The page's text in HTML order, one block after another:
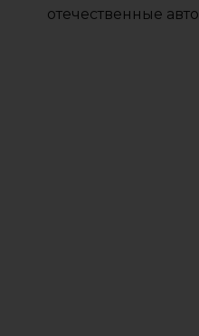
отечественные авто